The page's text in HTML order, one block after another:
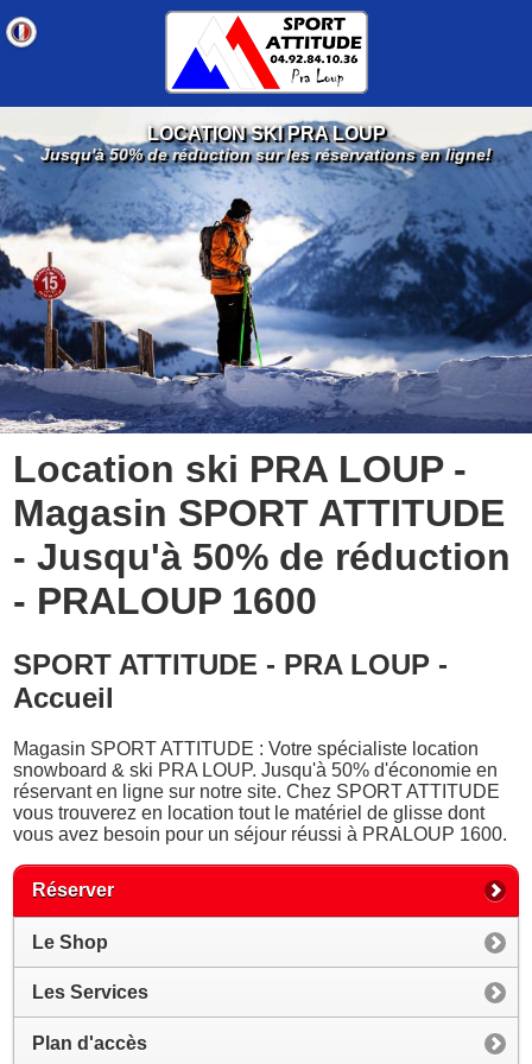
LOCATION SKI PRA LOUP
Jusqu'à 50% de réduction sur les réservations en ligne!
Location ski PRA LOUP -
Magasin SPORT ATTITUDE
- Jusqu'à 50% de réduction
- PRALOUP 1600
SPORT ATTITUDE - PRA LOUP -
Accueil
Magasin SPORT ATTITUDE : Votre spécialiste location
snowboard & ski PRA LOUP. Jusqu'à 50% d'économie en
réservant en ligne sur notre site. Chez SPORT ATTITUDE
vous trouverez en location tout le matériel de glisse dont
vous avez besoin pour un séjour réussi à PRALOUP 1600.
Réserver
Le Shop
Les Services
Plan d'accès